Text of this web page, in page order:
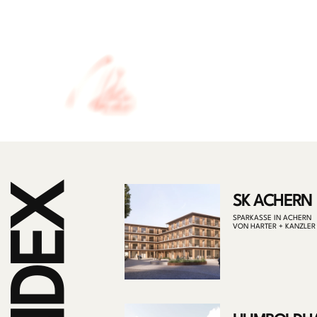
INDEX SK ACHERN
SPARKASSE IN ACHERN
VON HARTER + KANZLER